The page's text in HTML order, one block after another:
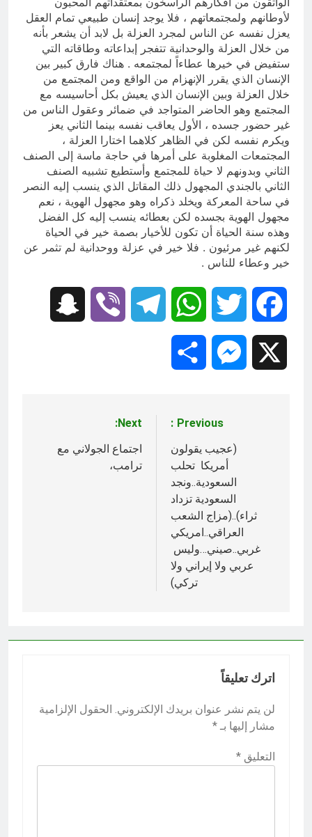
لأوطانهم ولمجتمعاتهم ، فلا يوجد إنسان طبيعي تمام العقل
يعزل نفسه عن الناس لمجرد العزلة بل لابد أن يشعر بأنه
من خلال العزلة والوحدانية تتفجر إبداعاته وطاقاته التي
ستفيض في خيرها عطاءاً لمجتمعه . هناك فارق كبير بين
الإنسان الذي يقرر الإنهزام من الواقع ومن المجتمع من
خلال العزلة وبين الإنسان الذي يعيش بكل أحاسيسه مع
المجتمع وهو الحاضر المتواجد في ضمائر وعقول الناس من
غير حضور جسده ، الأول يعاقب نفسه بينما الثاني يعز
ويكرم نفسه لكن في الظاهر كلاهما اختارا العزلة ،
المجتمعات المغلوبة على أمرها في حاجة ماسة إلى الصنف
الثاني وبدونهم لا حياة للمجتمع وأستطيع تشبيه الصنف
الثاني بالجندي المجهول ذلك المقاتل الذي ينسب إليه النصر
في ساحة المعركة ويخلد ذكراه وهو مجهول الهوية ، نعم
مجهول الهوية بجسده لكن بعطائه ينسب إليه كل الفضل
وهذه سنة الحياة أن تكون للأخيار بصمة خير في الحياة
لكنهم غير مرئيون . فلا خير في عزلة ووحدانية لم تثمر عن
خير وعطاء للناس .
Facebook
Twitter
WhatsApp
Telegram
Viber
Messenger
المقالات
Previous:
(عجيب يقولون
أمريكا تحلب
السعودية..ونجد
السعودية تزداد
ثراء)..(مزاج الشعب
العراقي..امريكي
غربي..صيني…وليس
عربي ولا إيراني ولا
تركي)
Next:
اجتماع الجولاني مع
ترامب،
اترك تعليقاً
لن يتم نشر عنوان بريدك الإلكتروني. الحقول الإلزامية
مشار إليها بـ *
التعليق *